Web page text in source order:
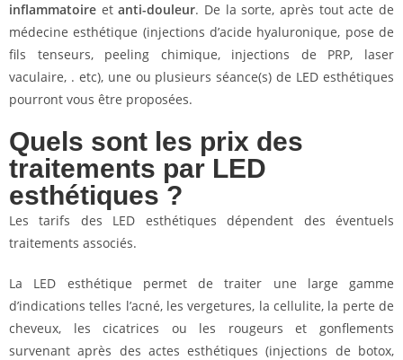
inflammatoire etanti-douleur. De la sorte, après tout acte de
médecine esthétique (injections d’acide hyaluronique, pose de
fils tenseurs, peeling chimique, injections de PRP, laser
vaculaire, . etc), une ou plusieurs séance(s) de LED esthétiques
pourront vous être proposées.
Quels sont les prix des
traitements par LED
esthétiques ?
Les tarifs des LED esthétiques dépendent des éventuels
traitements associés.
La LED esthétique permet de traiter une large gamme
d’indications telles l’acné, les vergetures, la cellulite, la perte de
cheveux, les cicatrices ou les rougeurs et gonflements
survenant après des actes esthétiques (injections de botox,